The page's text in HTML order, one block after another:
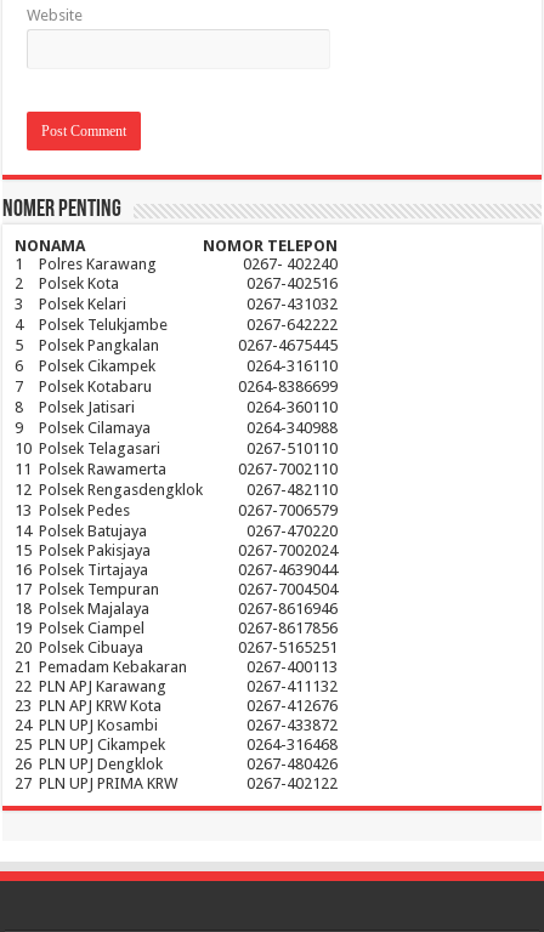
Website
Nomer Penting
NONAMA
NOMOR TELEPON
1
Polres Karawang
0267- 402240
2
Polsek Kota
0267-402516
3
Polsek Kelari
0267-431032
4
Polsek Telukjambe
0267-642222
5
Polsek Pangkalan
0267-4675445
6
Polsek Cikampek
0264-316110
7
Polsek Kotabaru
0264-8386699
8
Polsek Jatisari
0264-360110
9
Polsek Cilamaya
0264-340988
10 Polsek Telagasari
0267-510110
11 Polsek Rawamerta
0267-7002110
12 Polsek Rengasdengklok
0267-482110
13 Polsek Pedes
0267-7006579
14 Polsek Batujaya
0267-470220
15 Polsek Pakisjaya
0267-7002024
16 Polsek Tirtajaya
0267-4639044
17 Polsek Tempuran
0267-7004504
18 Polsek Majalaya
0267-8616946
19 Polsek Ciampel
0267-8617856
20 Polsek Cibuaya
0267-5165251
21 Pemadam Kebakaran
0267-400113
22 PLN APJ Karawang
0267-411132
23 PLN APJ KRW Kota
0267-412676
24 PLN UPJ Kosambi
0267-433872
25 PLN UPJ Cikampek
0264-316468
26 PLN UPJ Dengklok
0267-480426
27 PLN UPJ PRIMA KRW 0267-402122